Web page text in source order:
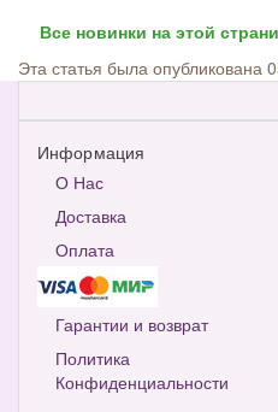
Все новинки на этой
Эта статья была опубликована
Информация
О Нас
Доставка
Оплата
Гарантии и возврат
Политика
Конфиденциальности